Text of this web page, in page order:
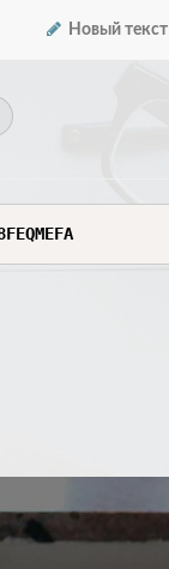
Новый текст